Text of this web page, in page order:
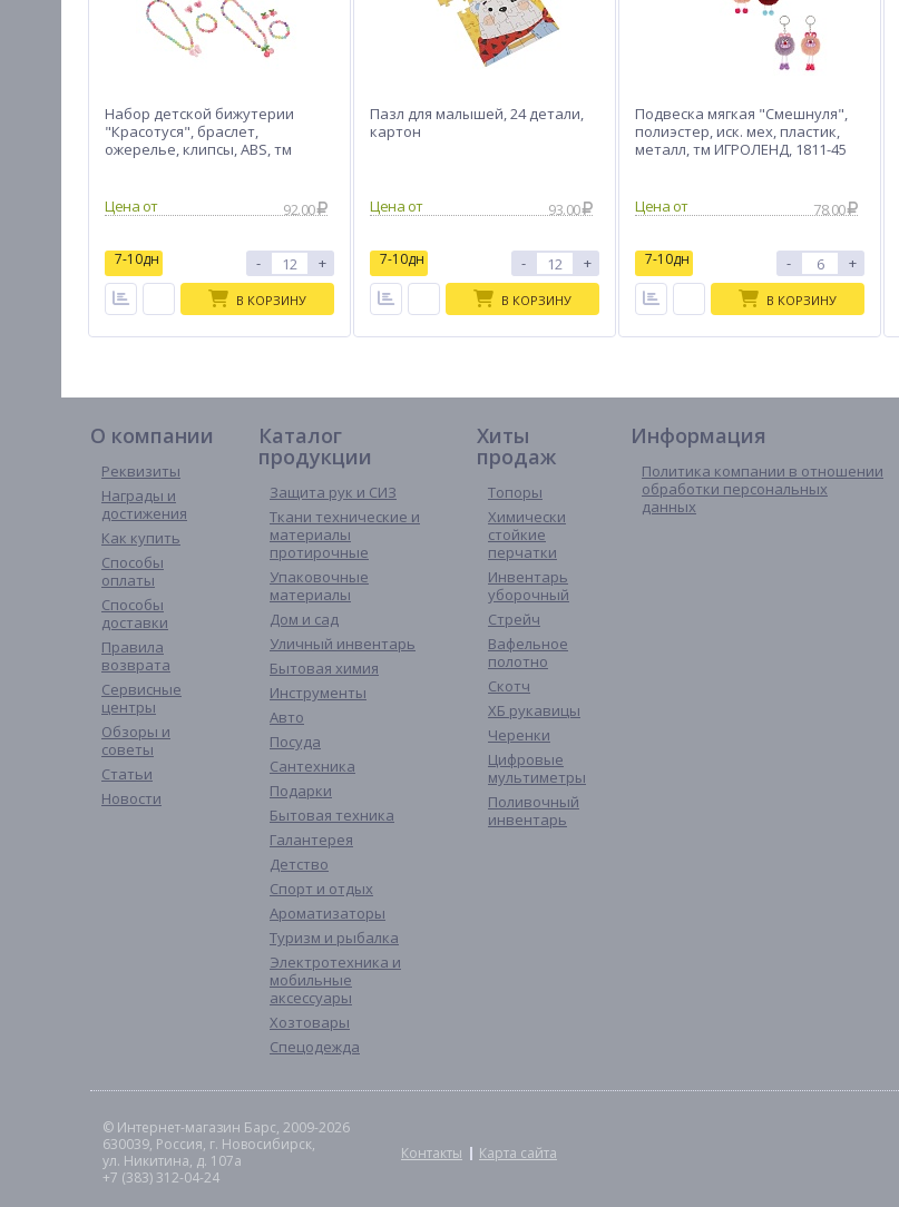
Набор детской бижутерии
"Красотуся", браслет,
ожерелье, клипсы, ABS, тм
92.00
7-10дн - +
В КОРЗИНУ
Пазл для малышей, 24 детали,
картон
93.00
7-10дн - +
В КОРЗИНУ
Подвеска мягкая "Смешнуля",
полиэстер, иск. мех, пластик,
металл, тм ИГРОЛЕНД, 1811-45
78.00
7-10дн - +
В КОРЗИНУ
О компании
Реквизиты
Награды и
достижения
Как купить
Способы
оплаты
Способы
доставки
Правила
возврата
Сервисные
центры
Обзоры и
советы
Статьи
Новости
Каталог
продукции
Защита рук и СИЗ
Ткани технические и
материалы
протирочные
Упаковочные
материалы
Дом и сад
Уличный инвентарь
Бытовая химия
Инструменты
Авто
Посуда
Сантехника
Подарки
Бытовая техника
Галантерея
Детство
Спорт и отдых
Ароматизаторы
Туризм и рыбалка
Электротехника и
мобильные
аксессуары
Хозтовары
Спецодежда
Хиты
продаж
Топоры
Химически
стойкие
перчатки
Инвентарь
уборочный
Стрейч
Вафельное
полотно
Скотч
ХБ рукавицы
Черенки
Цифровые
мультиметры
Поливочный
инвентарь
Информация
Политика компании в отношении
обработки персональных
данных
© Интернет-магазин Барс, 2009-2026
630039, Россия, г. Новосибирск,
ул. Никитина, д. 107а
+7 (383) 312-04-24
Контакты Карта сайта